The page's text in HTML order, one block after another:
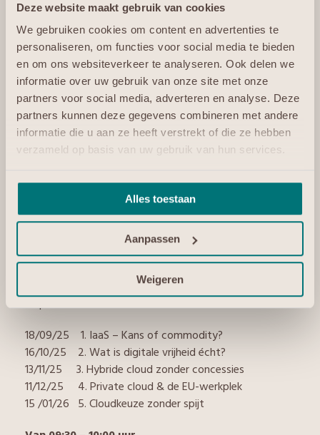
Deze website maakt gebruik van cookies
We gebruiken cookies om content en advertenties te
personaliseren, om functies voor social media te bieden
en om ons websiteverkeer te analyseren. Ook delen we
informatie over uw gebruik van onze site met onze
partners voor social media, adverteren en analyse. Deze
partners kunnen deze gegevens combineren met andere
informatie die u aan ze heeft verstrekt of die ze hebben
verzameld op basis van uw gebruik van hun services.
Alles toestaan
Aanpassen
Weigeren
mogelijkhedenin de hedendaagse markt. Hoe ziet de
roadmap van digitale vrijheideruit voor msp’s. Met
welke laagdrempelige stappen wordt je minder
afhankelijk van techreuzen. En wat zijn daarvan de
voor-en nadelenop korte en lange termijn. Krijg
antwoord op vragen als:
Wat gebeurt als je als je niets doet?
Wat zijn de risico’s?
Hoe kun je anticiperen op de bestaande situatie?
Wat heb je nodig?
Hoe blijf je zelf in de lead?
Schrijf je snel in en laat je steeds in 30 minuten een
toekomstbestendige visie met zekerheden
schetsen en ontdek alles over digitale vrijheid voor
msp’s en ISV’s.
18/09/25 1. IaaS – Kans of commodity?
16/10/25 2. Wat is digitale vrijheid écht?
13/11/25 3. Hybride cloud zonder concessies
11/12/25 4. Private cloud & de EU-werkplek
15 /01/26 5. Cloudkeuze zonder spijt